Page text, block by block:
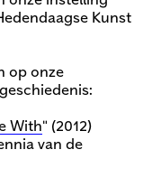
Kunst
op onze
With" (2012)
van de